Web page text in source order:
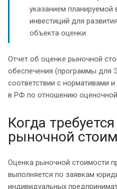
указанием планируемой
инвестиций для
объекта оценки.
Отчет об оценке рыночной
обеспечения (программы для
соответствии с нормативами
в РФ по отношению оценочной
Когда
рыночной
Оценка рыночной стоимости
выполняется по заявкам
индивидуальных